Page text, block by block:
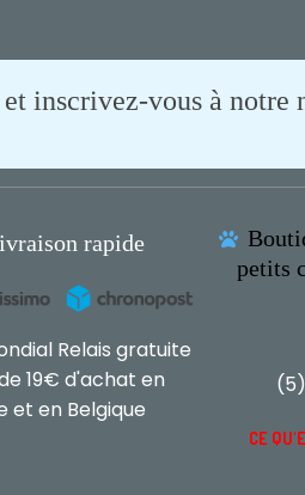
inscrivez-vous à notre
rapide
Relais gratuite
19€ d'achat en
et en Belgique

petits
CE